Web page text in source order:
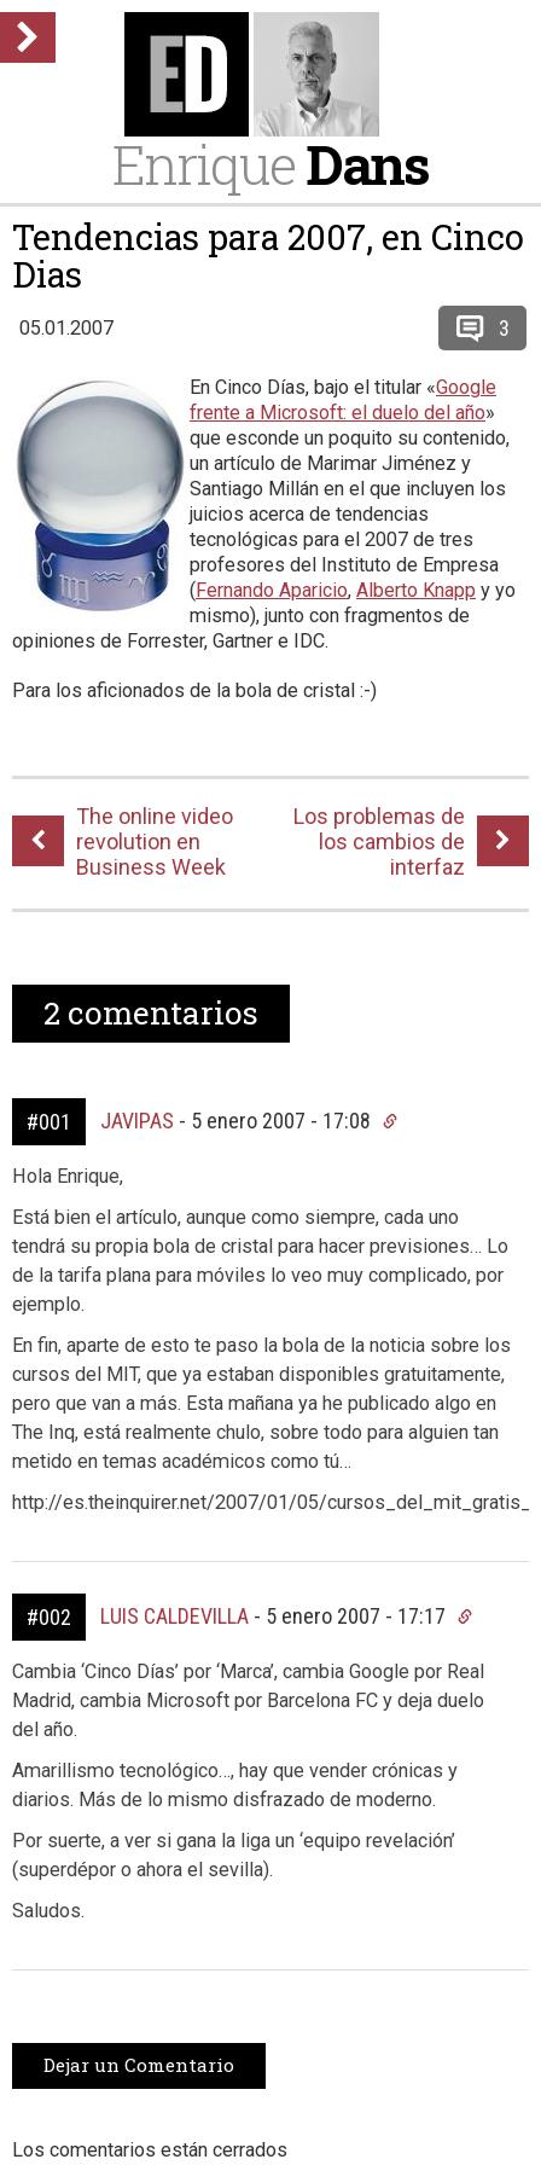
EnriqueDans
Tendencias para 2007, en Cinco
Dias
05.01.2007 3
En Cinco Días, bajo el titular «Google
frente a Microsoft: el duelo del año»
que esconde un poquito su contenido,
un artículo de Marimar Jiménez y
Santiago Millán en el que incluyen los
juicios acerca de tendencias
tecnológicas para el 2007 de tres
profesores del Instituto de Empresa
(Fernando Aparicio, Alberto Knapp y yo
mismo), junto con fragmentos de
opiniones de Forrester, Gartner e IDC.
Para los aficionados de la bola de cristal :-)
The online video
revolution en
Business Week
Los problemas de
los cambios de
interfaz
2 comentarios
#001 JAVIPAS - 5 enero 2007 - 17:08
Hola Enrique,
Está bien el artículo, aunque como siempre, cada uno
tendrá su propia bola de cristal para hacer previsiones… Lo
de la tarifa plana para móviles lo veo muy complicado, por
ejemplo.
En fin, aparte de esto te paso la bola de la noticia sobre los
cursos del MIT, que ya estaban disponibles gratuitamente,
pero que van a más. Esta mañana ya he publicado algo en
The Inq, está realmente chulo, sobre todo para alguien tan
metido en temas académicos como tú…
http://es.theinquirer.net/2007/01/05/
#002 LUIS CALDEVILLA - 5 enero 2007 - 17:17
Cambia ‘Cinco Días’ por ‘Marca’, cambia Google por Real
Madrid, cambia Microsoft por Barcelona FC y deja duelo
del año.
Amarillismo tecnológico…, hay que vender crónicas y
diarios. Más de lo mismo disfrazado de moderno.
Por suerte, a ver si gana la liga un ‘equipo revelación’
(superdépor o ahora el sevilla).
Saludos.
Dejar un Comentario
Los comentarios están cerrados